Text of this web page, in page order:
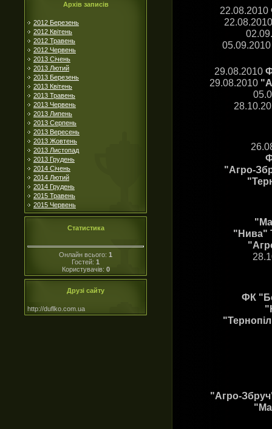
Архів записів
2012 Березень
2012 Квітень
2012 Травень
2012 Червень
2013 Січень
2013 Лютий
2013 Березень
2013 Квітень
2013 Травень
2013 Червень
2013 Липень
2013 Серпень
2013 Вересень
2013 Жовтень
2013 Листопад
2013 Грудень
2014 Січень
2014 Лютий
2014 Грудень
2015 Травень
2015 Червень
Статистика
Онлайн всього: 1
Гостей: 1
Користувачів: 0
Друзі сайту
http://duflko.com.ua
22.08.2010
22.08.2010
05.09.2010
29.08.2010
29.08.2010
"Агро-
"Нива"
ФК
"Агро-